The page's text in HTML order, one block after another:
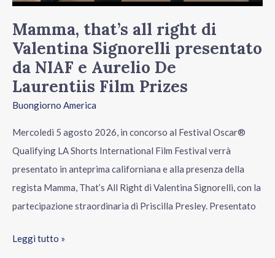
Mamma, that’s all right di
Valentina Signorelli presentato
da NIAF e Aurelio De
Laurentiis Film Prizes
Buongiorno America
Mercoledì 5 agosto 2026, in concorso al Festival Oscar®
Qualifying LA Shorts International Film Festival verrà
presentato in anteprima californiana e alla presenza della
regista Mamma, That’s All Right di Valentina Signorelli, con la
partecipazione straordinaria di Priscilla Presley. Presentato
presentato
da
Aurelio
De
Laurentiis
Film
Prizes
Leggi tutto »